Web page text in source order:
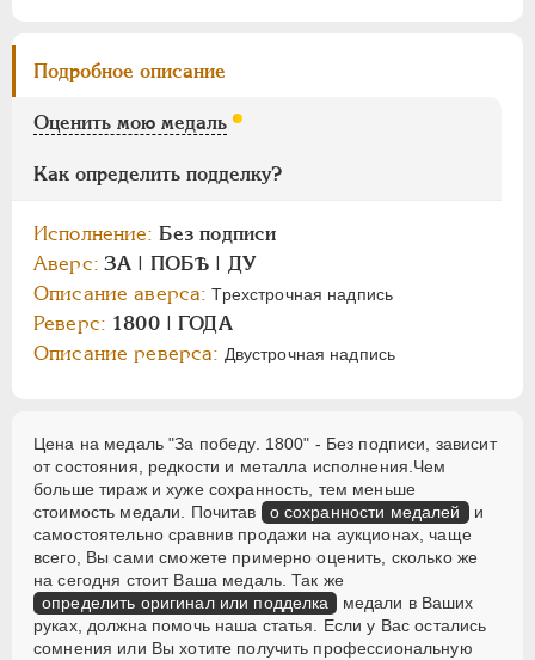
Подробное описание
Оценить мою медаль
Как определить подделку?
Исполнение: Без подписи
Аверс: ЗА | ПОБѢ | ДУ
Описание аверса: Трехстрочная надпись
Реверс: 1800 | ГОДА
Описание реверса: Двустрочная надпись
Цена на медаль "За победу. 1800" - Без подписи, зависит
от состояния, редкости и металла исполнения.Чем
больше тираж и хуже сохранность, тем меньше
стоимость медали. Почитав
о сохранности медалей и
самостоятельно сравнив продажи на аукционах, чаще
всего, Вы сами сможете примерно оценить, сколько же
на сегодня стоит Ваша медаль. Так же
определить оригинал или подделка
медали в Ваших
руках, должна помочь наша статья. Если у Вас остались
сомнения или Вы хотите получить профессиональную
НИКОЛАЙ I
АЛЕКСАНДР II 1855-1881
НИКОЛАЙ II
1894-1917
СЕРИИ МЕДАЛЕЙ